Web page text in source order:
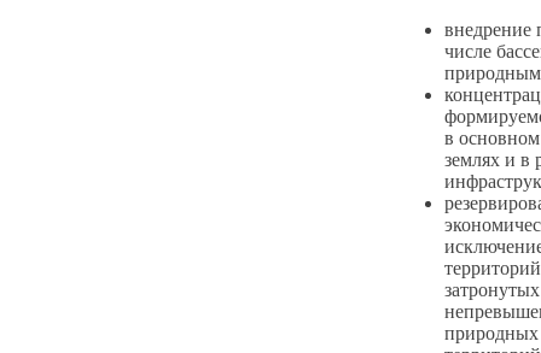
внедрение
числе
в
землях и в
природных